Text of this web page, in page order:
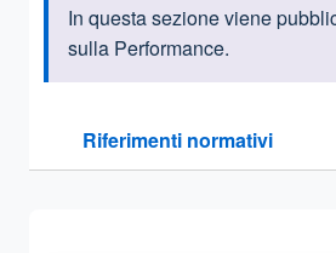
Informazioni
In questa sezione viene
sulla Performance.
Riferimenti normativi
Sezione compressa